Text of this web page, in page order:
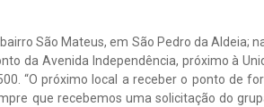
São Mateus, em São Pedro da Aldeia;
da Avenida Independência, próximo à
“O próximo local a receber o ponto de
que recebemos uma solicitação do